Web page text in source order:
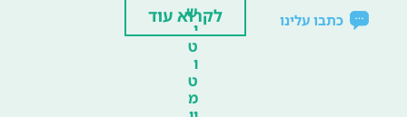
כתבו עלינו
ש
י
ט
ו
ט
מ
לקרוא עוד